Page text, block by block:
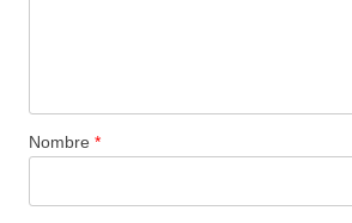
Nombre *